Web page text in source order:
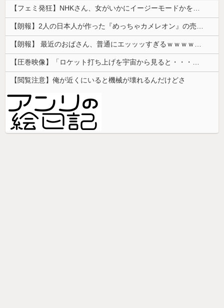
【フェミ発狂】NHKさん、女がいかにイージーモードかをわかりやすく放映してしまうｗｗｗ
【朗報】2人の日本人が作った『めっちゃカメレオン』の売り上げ、１４７億円突破
【朗報】 最近のおばさん、普通にエッッッすぎるｗｗｗｗｗｗｗｗｗｗ
【圧巻映像】「ロケット打ち上げを宇宙から見ると・・・」の動画が衝撃的
【閲覧注意】俺が近くにいると機械が壊れるんだけどさ